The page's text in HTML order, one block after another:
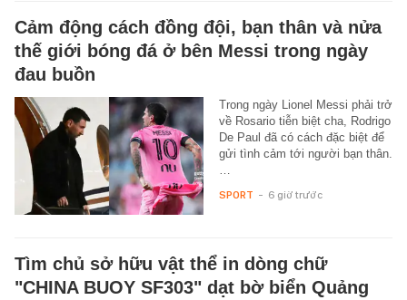
Cảm động cách đồng đội, bạn thân và nửa
thế giới bóng đá ở bên Messi trong ngày
đau buồn
Trong ngày Lionel Messi phải trở
về Rosario tiễn biệt cha, Rodrigo
De Paul đã có cách đặc biệt để
gửi tình cảm tới người bạn thân.
…
SPORT - 6 giờ trước
Tìm chủ sở hữu vật thể in dòng chữ
"CHINA BUOY SF303" dạt bờ biển Quảng